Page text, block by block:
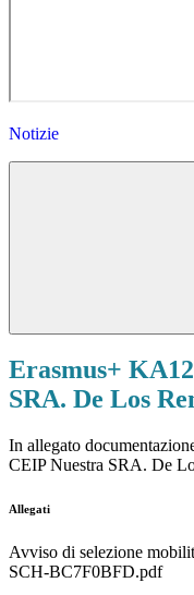
Notizie
Erasmus+
SRA. De Los
In allegato
CEIP Nuestra SRA. De
Allegati
Avviso di selezione
SCH-BC7F0BFD.pdf